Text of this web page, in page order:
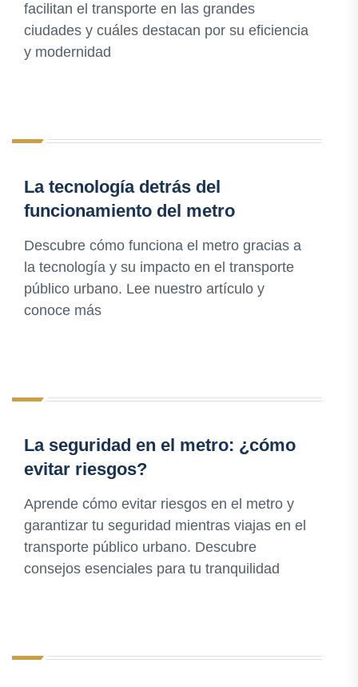
facilitan el transporte en las grandes
ciudades y cuáles destacan por su eficiencia
y modernidad
La tecnología detrás del
funcionamiento del metro
Descubre cómo funciona el metro gracias a
la tecnología y su impacto en el transporte
público urbano. Lee nuestro artículo y
conoce más
La seguridad en el metro: ¿cómo
evitar riesgos?
Aprende cómo evitar riesgos en el metro y
garantizar tu seguridad mientras viajas en el
transporte público urbano. Descubre
consejos esenciales para tu tranquilidad